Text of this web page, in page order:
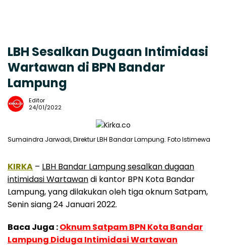
LBH Sesalkan Dugaan Intimidasi
Wartawan di BPN Bandar
Lampung
Editor
24/01/2022
Sumaindra Jarwadi, Direktur LBH Bandar Lampung. Foto Istimewa
KIRKA – LBH Bandar Lampung sesalkan dugaan
intimidasi Wartawandi kantor BPN Kota Bandar
Lampung, yang dilakukan oleh tiga oknum Satpam,
Senin siang 24 Januari 2022.
Baca Juga :Oknum Satpam BPN Kota Bandar
Lampung Diduga Intimidasi Wartawan